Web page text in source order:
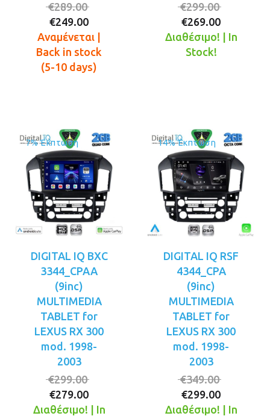
€289.00
was:
€289.00.
€249.00
τρέχουσα
τιμή
είναι:
Αναμένεται |
Back in stock
(5-10 days)
€299.00
was:
€269.00
Διαθέσιμο! | In
Stock!
7% Έκπτωση
DIGITAL IQ BXC
3344_CPAA
(9inc)
MULTIMEDIA
TABLET for
LEXUS RX 300
mod. 1998-
2003
€299.00
was:
€279.00
τρέχουσα
Διαθέσιμο! | In
14% Έκπτωση
DIGITAL IQ RSF
4344_CPA
(9inc)
MULTIMEDIA
TABLET for
LEXUS RX 300
mod. 1998-
2003
€349.00
was:
€299.00
Διαθέσιμο! | In